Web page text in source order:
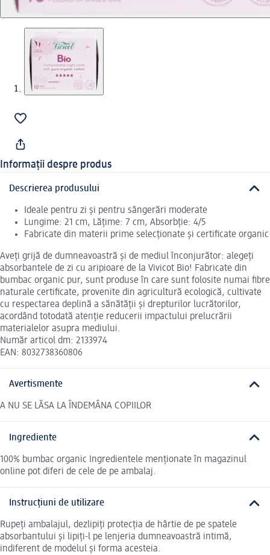
Informații despre produs
Descrierea produsului
Ideale pentru zi și pentru sângerări moderate
Lungime: 21 cm, Lățime: 7 cm, Absorbție: 4/5
Fabricate din materii prime selecționate și certificate organic
Aveți grijă de dumneavoastră și de mediul înconjurător: alegeți
absorbantele de zi cu aripioare de la Vivicot Bio! Fabricate din
bumbac organic pur, sunt produse în care sunt folosite numai fibre
naturale certificate, provenite din agricultură ecologică, cultivate
cu respectarea deplină a sănătății și drepturilor lucrătorilor,
acordând totodată atenție reducerii impactului prelucrării
materialelor asupra mediului.
Număr articol dm: 2133974
EAN: 8032738360806
Avertismente
A NU SE LĂSA LA ÎNDEMÂNA COPIILOR
Ingrediente
100% bumbac organic Ingredientele menționate în magazinul
online pot diferi de cele de pe ambalaj.
Instrucțiuni de utilizare
Rupeți ambalajul, dezlipiți protecția de hârtie de pe spatele
absorbantului și lipiți-l pe lenjeria dumneavoastră intimă,
indiferent de modelul și forma acesteia.